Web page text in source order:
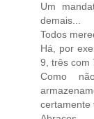
Um
demais...
Todos
Há, por
9, três com
Como
certamente